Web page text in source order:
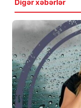
Digər xəbərlər